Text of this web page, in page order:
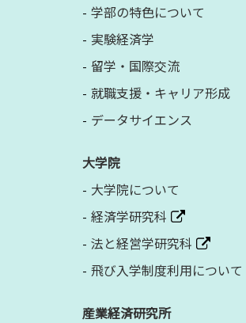
学部の特色について
実験経済学
留学・国際交流
就職支援・キャリア形成
データサイエンス
大学院
大学院について
経済学研究科
法と経営学研究科
飛び入学制度利用について
産業経済研究所